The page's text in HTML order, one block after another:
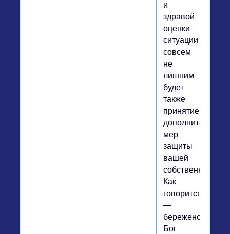
и
здравой
оценки
ситуации
совсем
не
лишним
будет
также
принятие
дополнительных
мер
защиты
вашей
собственности.
Как
говорится
—
береженого
Бог